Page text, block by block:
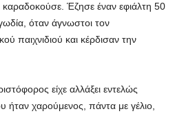
Έζησε έναν εφιάλτη 50
όταν άγνωστοι τον
παιχνιδιού και κέρδισαν την
είχε αλλάξει εντελώς
ήταν χαρούμενος, πάντα με γέλιο,